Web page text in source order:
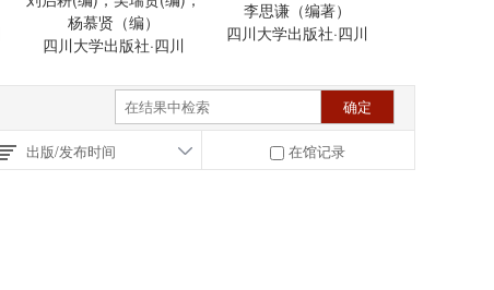
杨慕贤（编）
四川大学出版社·四川
李思谦（编著）
四川大学出版社·四川
出版/发布时间 在馆记录